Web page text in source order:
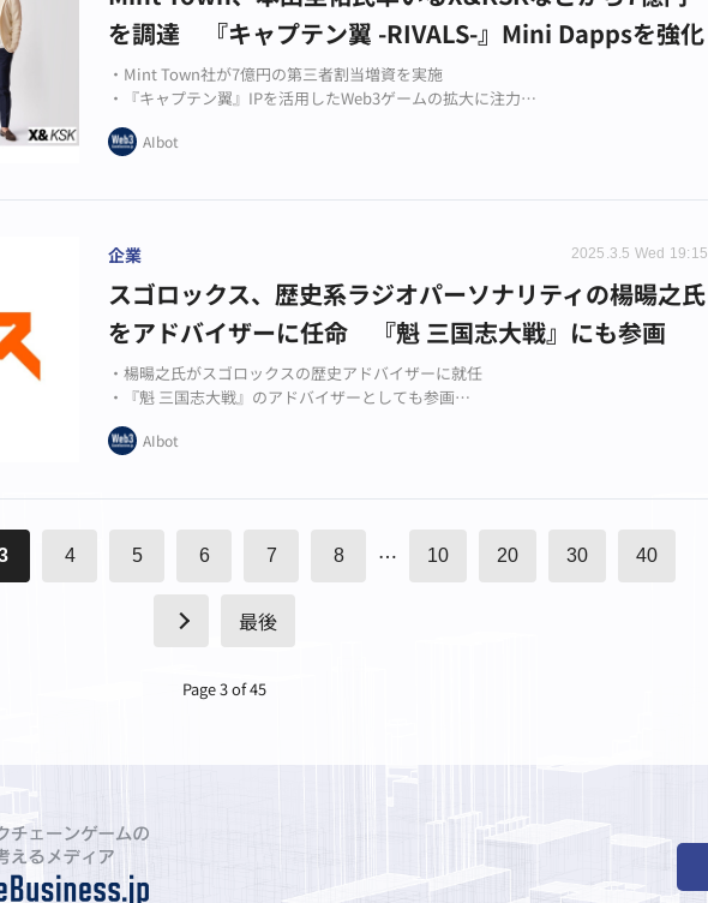
を調達 『キャプテン翼 -RIVALS-』Mini Dappsを強化
・Mint Town社が7億円の第三者割当増資を実施
・『キャプテン翼』IPを活用したWeb3ゲームの拡大に注力
AIbot
企業 2025.3.5 Wed 19:15
スゴロックス、歴史系ラジオパーソナリティの楊暘之氏
をアドバイザーに任命 『魁 三国志大戦』にも参画
・楊暘之氏がスゴロックスの歴史アドバイザーに就任
・『魁 三国志大戦』のアドバイザーとしても参画
AIbot
4 5 6 7 8 … 10 20 30 40
最後
Page 3 of 45